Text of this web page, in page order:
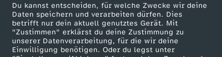
Du kannst entscheiden, für welche Zwecke wir deine
Daten speichern und verarbeiten dürfen. Dies
betrifft nur dein aktuell genutztes Gerät. Mit
"Zustimmen" erklärst du deine Zustimmung zu
unserer Datenverarbeitung, für die wir deine
Einwilligung benötigen. Oder du legst unter
n
e
ZDF goes Schule
Werbefernsehen
Mainzelmännchen